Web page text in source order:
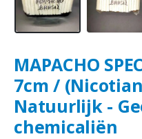
MAPACHO
7cm /
Natuurlijk -
chemicaliën